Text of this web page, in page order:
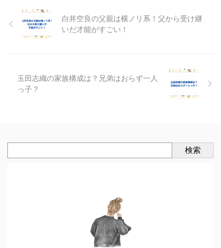
白井空良の父親は横ノリ系！父から受け継
いだ才能がすごい！
玉田志織の家族構成は？兄弟はおらず一人
っ子？
検索